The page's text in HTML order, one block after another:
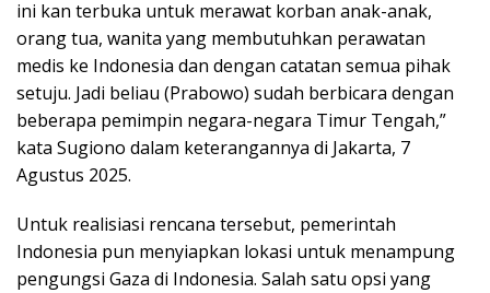
ini kan terbuka untuk merawat korban anak-anak,
orang tua, wanita yang membutuhkan perawatan
medis ke Indonesia dan dengan catatan semua pihak
setuju. Jadi beliau (Prabowo) sudah berbicara dengan
beberapa pemimpin negara-negara Timur Tengah,”
kata Sugiono dalam keterangannya di Jakarta, 7
Agustus 2025.
Untuk realisiasi rencana tersebut, pemerintah
Indonesia pun menyiapkan lokasi untuk menampung
pengungsi Gaza di Indonesia. Salah satu opsi yang